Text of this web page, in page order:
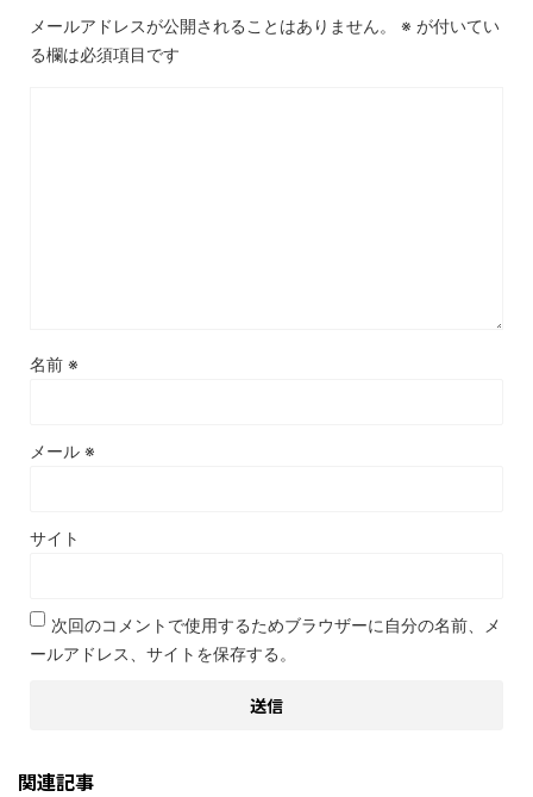
メールアドレスが公開されることはありません。 ※ が付いてい
る欄は必須項目です
名前 ※
メール ※
サイト
次回のコメントで使用するためブラウザーに自分の名前、メ
ールアドレス、サイトを保存する。
関連記事